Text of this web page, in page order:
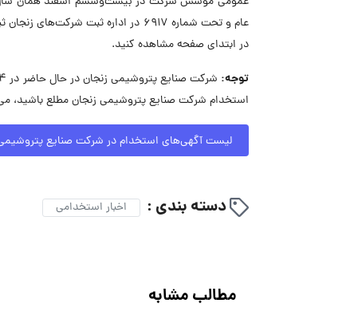
عام و تحت شماره ۶۹۱۷ در اداره
در ابتدای صفحه مشاهده کنید.
توجه:
استخدام شرکت صنایع پتروشیمی زنجان مطلع باشید،
لیست آگهی‌های استخدام در شرکت صنایع
دسته بندی : اخبار استخدامی
مطالب مشابه